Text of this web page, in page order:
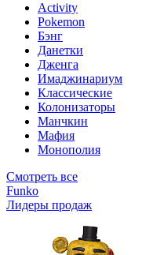
Activity
Pokemon
Бэнг
Данетки
Дженга
Имаджинариум
Классические
Колонизаторы
Манчкин
Мафия
Монополия
Смотреть все
Funko
Лидеры продаж